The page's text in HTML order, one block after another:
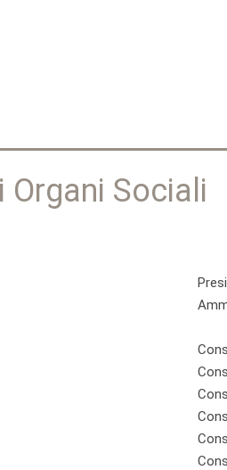
Sociali